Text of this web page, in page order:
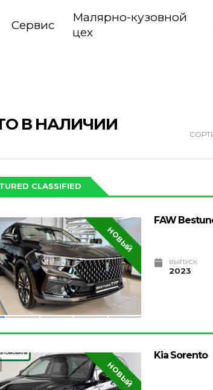
Сервис
Малярно-кузовной
цех
В НАЛИЧИИ
CLASSIFIED
НОВЫЙ
FAW
ВЫПУСК
2023
НОВЫЙ
Kia Sorento